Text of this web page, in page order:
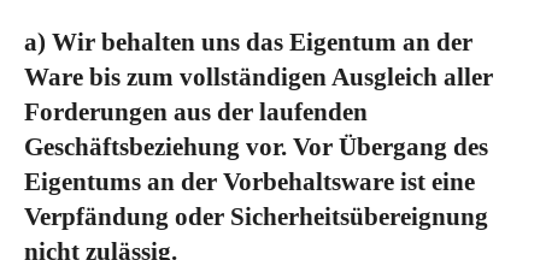
a) Wir behalten uns das Eigentum an der
Ware bis zum vollständigen Ausgleich aller
Forderungen aus der laufenden
Geschäftsbeziehung vor. Vor Übergang des
Eigentums an der Vorbehaltsware ist eine
Verpfändung oder Sicherheitsübereignung
nicht zulässig.